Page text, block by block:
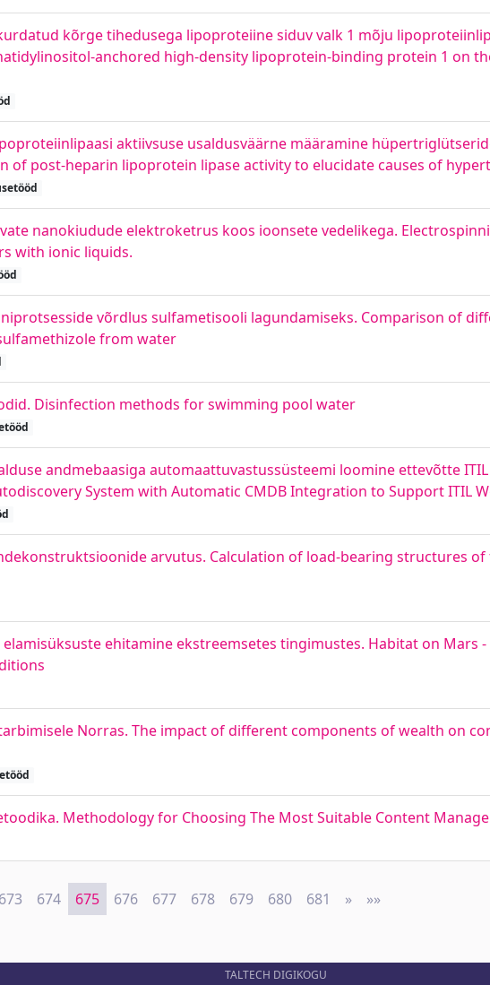
kõrge tihedusega lipoproteiine siduv valk 1 mõju
anchored high-density lipoprotein-binding protein 1 on
aktiivsuse usaldusväärne määramine
of post-heparin lipoprotein lipase activity to elucidate causes of
nanokiudude elektroketrus koos ioonsete vedelikega.
with ionic liquids.
võrdlus sulfametisooli lagundamiseks. Comparison of
from water
Disinfection methods for swimming pool water
andmebaasiga automaattuvastussüsteemi loomine ettevõtte
System with Automatic CMDB Integration to Support ITIL
arvutus. Calculation of load-bearing structures
ehitamine ekstreemsetes tingimustes. Habitat on Mars
Norras. The impact of different components of wealth on
Methodology for Choosing The Most Suitable Content
673 674 675 676 677 678 679 680 681 » Next
»»
TALTECH DIGIKOGU